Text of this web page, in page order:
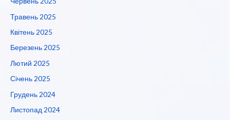
Травень 2025
Квітень 2025
Березень 2025
Лютий 2025
Січень 2025
Грудень 2024
Листопад 2024